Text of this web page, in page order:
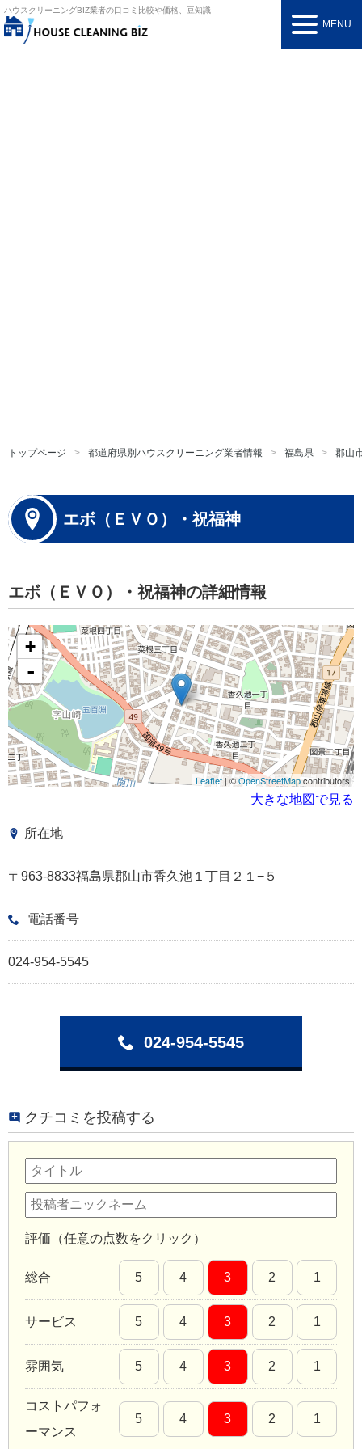
ハウスクリーニングBIZ業者の口コミ比較や価格、豆知識
MENU
トップページ 都道府県別ハウスクリーニング業者情報 福島県 郡山
エボ（ＥＶＯ）・祝福神
エボ（ＥＶＯ）・祝福神の詳細情報
+
-
Leaflet | ©OpenStreetMapcontributors
大きな地図で見る
所在地
〒963-8833福島県郡山市香久池１丁目２１−５
電話番号
024-954-5545
024-954-5545
クチコミを投稿する
評価（任意の点数をクリック）
総合 5 4 3 2 1
サービス 5 4 3 2 1
雰囲気 5 4 3 2 1
コストパフォ
ーマンス
5 4 3 2 1